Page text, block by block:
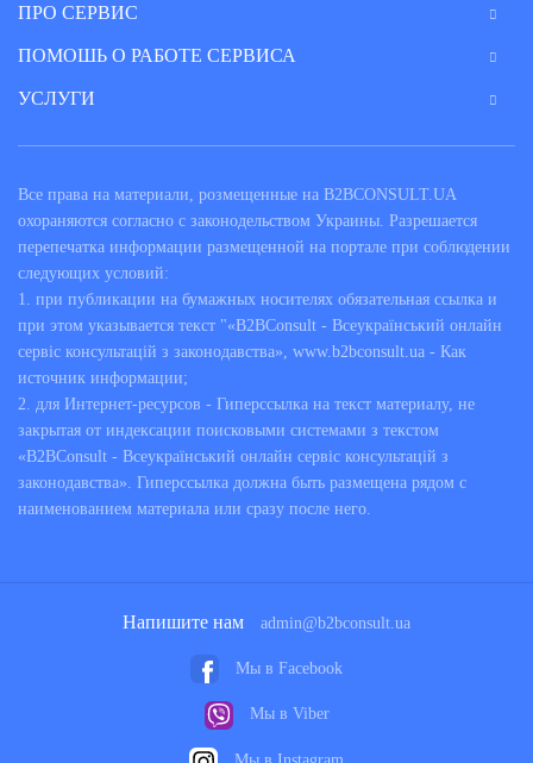
ПРО СЕРВИС
ПОМОШЬ О РАБОТЕ СЕРВИСА
УСЛУГИ
Все права на материали, розмещенные на B2BCONSULT.UA
охораняются согласно с законодельством Украины. Разрешается
перепечатка информации размещенной на портале при соблюдении
следующих условий:
1. при публикации на бумажных носителях обязательная ссылка и
при этом указывается текст "«B2BConsult - Всеукраїнський онлайн
сервіс консультацій з законодавства», www.b2bconsult.ua - Как
источник информации;
2. для Интернет-ресурсов - Гиперссылка на текст материалу, не
закрытая от индексации поисковыми системами з текстом
«B2BConsult - Всеукраїнський онлайн сервіс консультацій з
законодавства». Гиперссылка должна быть размещена рядом с
наименованием материала или сразу после него.
Напишите нам admin@b2bconsult.ua
Мы в Facebook
Мы в Viber